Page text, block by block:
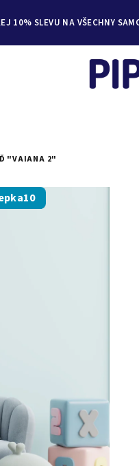
10% SLEVU NA VŠECHNY
"VAIANA 2"